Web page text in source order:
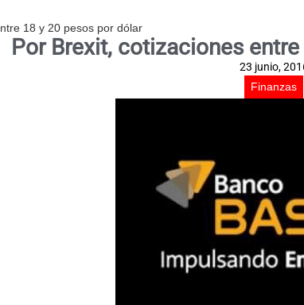
18 y 20 pesos por dólar
Por Brexit, cotizaciones
23 junio,
Finanzas